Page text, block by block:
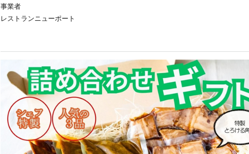
事業者
レストランニューポート